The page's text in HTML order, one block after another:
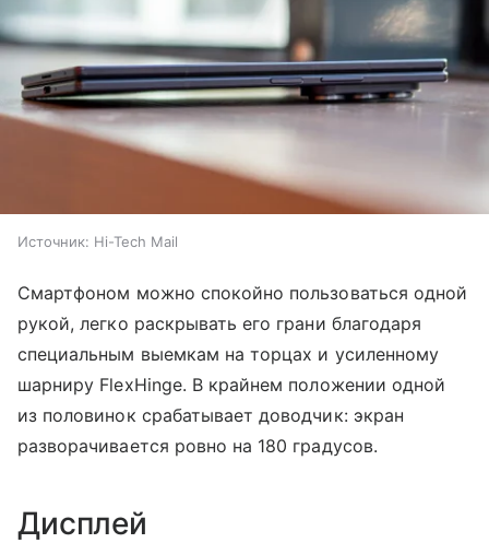
Источник: Hi-Tech Mail
Смартфоном можно спокойно пользоваться одной
рукой, легко раскрывать его грани благодаря
специальным выемкам на торцах и усиленному
шарниру FlexHinge. В крайнем положении одной
из половинок срабатывает доводчик: экран
разворачивается ровно на 180 градусов.
Дисплей